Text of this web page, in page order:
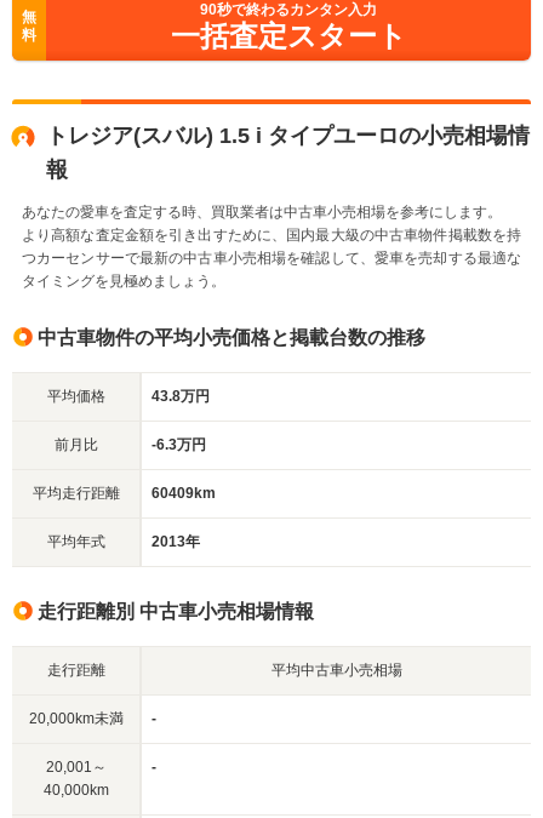
無
料
90秒で終わるカンタン入力
一括査定スタート
トレジア(スバル) 1.5 i タイプユーロの小売相場情
報
あなたの愛車を査定する時、買取業者は中古車小売相場を参考にします。
より高額な査定金額を引き出すために、国内最大級の中古車物件掲載数を持
つカーセンサーで最新の中古車小売相場を確認して、愛車を売却する最適な
タイミングを見極めましょう。
中古車物件の平均小売価格と掲載台数の推移
平均価格 43.8万円
前月比 -6.3万円
平均走行距離 60409km
平均年式 2013年
走行距離別 中古車小売相場情報
走行距離 平均中古車小売相場
20,000km未満 -
20,001～
40,000km
-